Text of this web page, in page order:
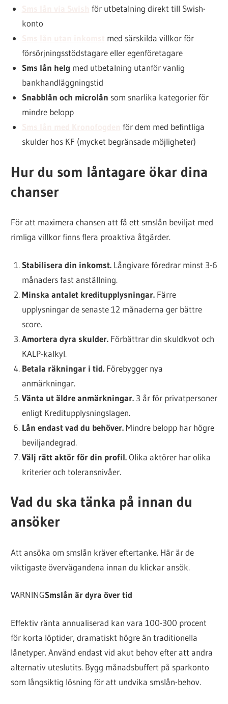
för utbetalning direkt till Swish-
konto
med särskilda villkor för
försörjningsstödstagare eller egenföretagare
Sms lån helg med utbetalning utanför vanlig
bankhandläggningstid
Snabblån och microlån som snarlika kategorier för
mindre belopp
för dem med befintliga
skulder hos KF (mycket begränsade möjligheter)
Hur du som låntagare ökar dina
chanser
För att maximera chansen att få ett smslån beviljat med
rimliga villkor finns flera proaktiva åtgärder.
Stabilisera din inkomst.Långivare föredrar minst 3-6
månaders fast anställning.
Minska antalet kreditupplysningar.Färre
upplysningar de senaste 12 månaderna ger bättre
score.
Amortera dyra skulder.Förbättrar din skuldkvot och
KALP-kalkyl.
Betala räkningar i tid.Förebygger nya
anmärkningar.
Vänta ut äldre anmärkningar.3 år för privatpersoner
enligt Kreditupplysningslagen.
Lån endast vad du behöver.Mindre belopp har högre
beviljandegrad.
Välj rätt aktör för din profil.Olika aktörer har olika
kriterier och toleransnivåer.
Vad du ska tänka på innan du
ansöker
Att ansöka om smslån kräver eftertanke. Här är de
viktigaste övervägandena innan du klickar ansök.
VARNINGSmslån är dyra över tid
Effektiv ränta annualiserad kan vara 100-300 procent
för korta löptider, dramatiskt högre än traditionella
lånetyper. Använd endast vid akut behov efter att andra
alternativ uteslutits. Bygg månadsbuffert på sparkonto
som långsiktig lösning för att undvika smslån-behov.